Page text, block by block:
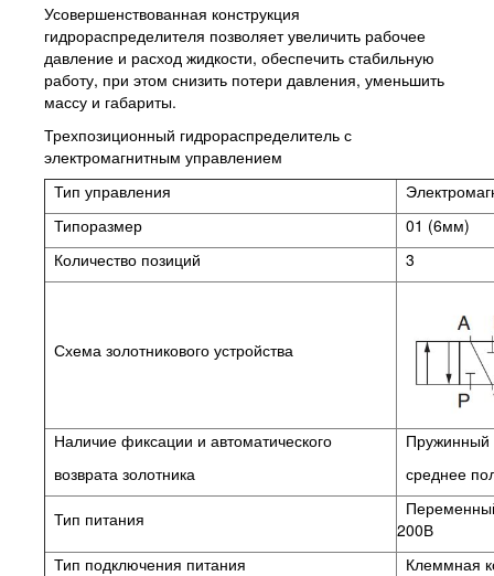
Усовершенствованная конструкция
гидрораспределителя позволяет увеличить рабочее
давление и расход жидкости, обеспечить стабильную
работу, при этом снизить потери давления, уменьшить
массу и габариты.
Трехпозиционный гидрораспределитель с
электромагнитным управлением
Тип управления
Типоразмер
01 (6мм)
Количество позиций
3
Схема золотникового устройства
Наличие фиксации и автоматического
возврата золотника
Пружинный
среднее
Тип питания
200В
Тип подключения питания
Клеммная